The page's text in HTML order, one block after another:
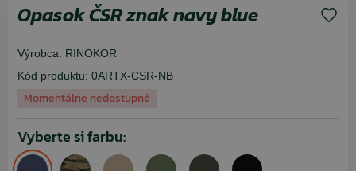
Opasok ČSR znak navy blue
Výrobca: RINOKOR
Kód produktu: 0ARTX-CSR-NB
Momentálne nedostupné
Vyberte si farbu: